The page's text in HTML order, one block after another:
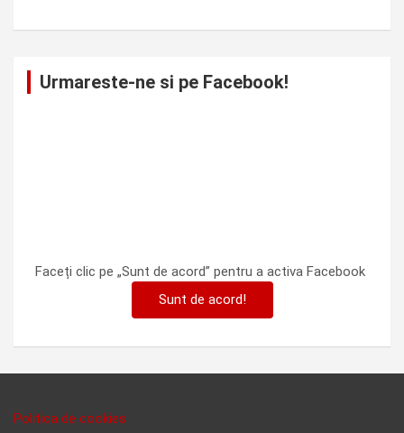
Urmareste-ne si pe Facebook!
Faceți clic pe „Sunt de acord” pentru a activa Facebook
Sunt de acord!
Politica de cookies